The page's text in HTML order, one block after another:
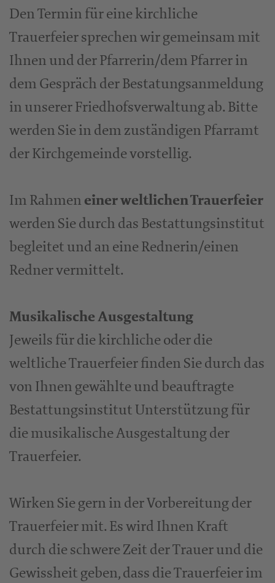
Den Termin für eine kirchliche
Trauerfeier sprechen wir gemeinsam mit
Ihnen und der Pfarrerin/dem Pfarrer in
dem Gespräch der Bestatungsanmeldung
in unserer Friedhofsverwaltung ab. Bitte
werden Sie in dem zuständigen Pfarramt
der Kirchgemeinde vorstellig.
Im Rahmeneiner weltlichen Trauerfeier
werden Sie durch das Bestattungsinstitut
begleitet und an eine Rednerin/einen
Redner vermittelt.
Musikalische Ausgestaltung
Jeweils für die kirchliche oder die
weltliche Trauerfeier finden Sie durch das
von Ihnen gewählte und beauftragte
Bestattungsinstitut Unterstützung für
die musikalische Ausgestaltung der
Trauerfeier.
Wirken Sie gern in der Vorbereitung der
Trauerfeier mit. Es wird Ihnen Kraft
durch die schwere Zeit der Trauer und die
Gewissheit geben, dass die Trauerfeier im